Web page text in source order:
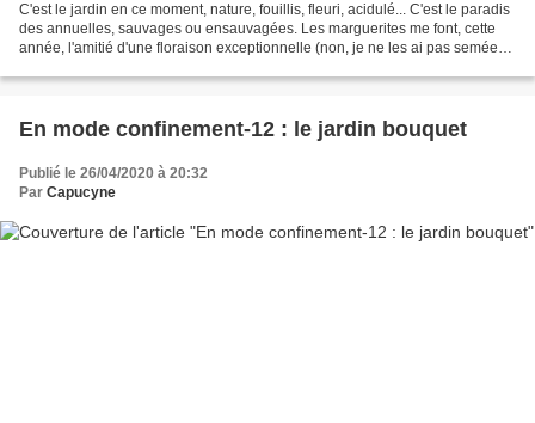
C'est le jardin en ce moment, nature, fouillis, fleuri, acidulé... C'est le paradis
des annuelles, sauvages ou ensauvagées. Les marguerites me font, cette
année, l'amitié d'une floraison exceptionnelle (non, je ne les ai pas semées
En mode confinement-12 : le jardin bouquet
Publié le 26/04/2020 à 20:32
Par Capucyne